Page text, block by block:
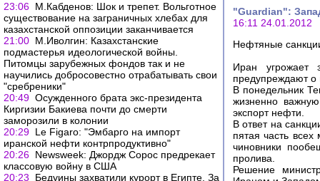
23:06 М.Кабденов: Шок и трепет. Вольготное
существование на заграничных хлебах для
казахстанской оппозиции заканчивается
21:00 М.Иволгин: Казахстанские
подмастерья идеологической войны.
Питомцы зарубежных фондов так и не
научились добросовестно отрабатывать свои
"сребреники"
20:49 Осужденного брата экс-президента
Киргизии Бакиева почти до смерти
заморозили в колонии
20:29 Le Figaro: "Эмбарго на импорт
иранской нефти контрпродуктивно"
20:26 Newsweek: Джордж Сорос предрекает
классовую войну в США
20:23
Бедуины захватили курорт в Египте. За
"Guardian":
16:11 24.01.2012
Нефтяные
Иран угрожает
предупреждают о
В понедельник
жизненно
экспорт нефти.
В ответ на
пятая часть
чиновники
пролива.
Решение